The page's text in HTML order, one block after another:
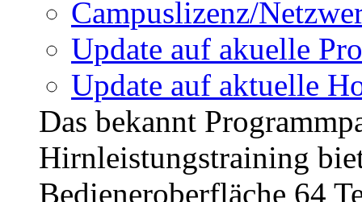
Campuslizenz/
Update auf akuelle
Update auf aktuelle
Das bekannt
Hirnleistungstraining
Bedieneroberfläche 64